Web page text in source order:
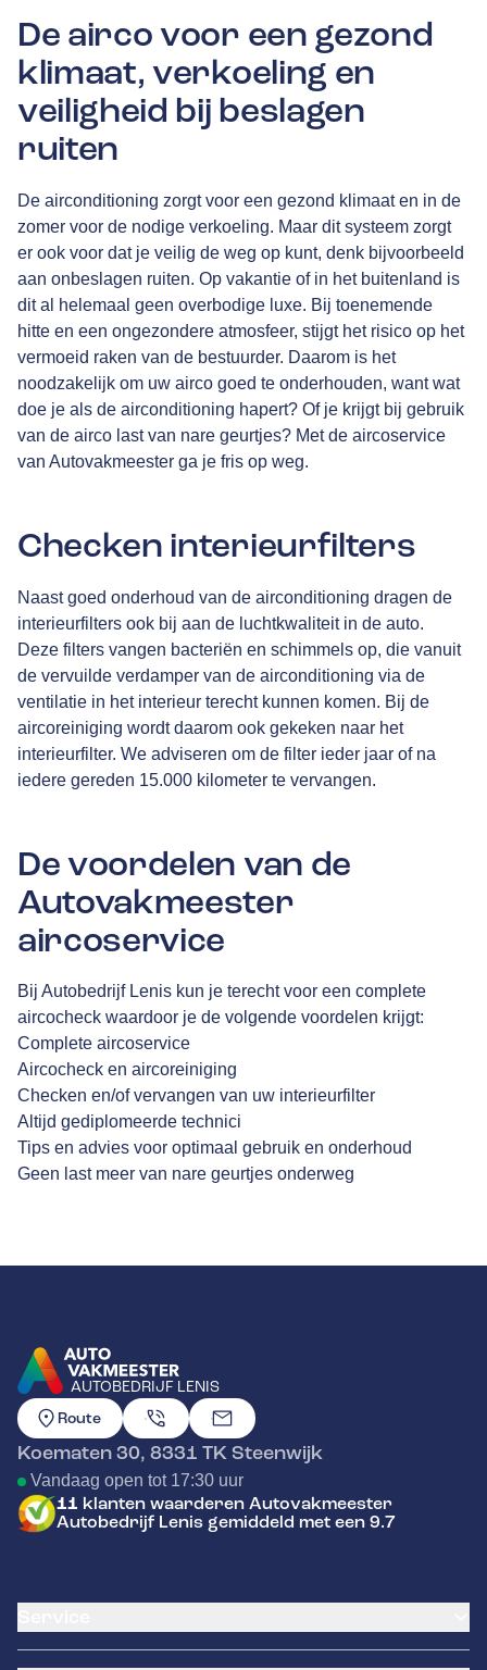
De airco voor een gezond
klimaat, verkoeling en
veiligheid bij beslagen
ruiten
De airconditioning zorgt voor een gezond klimaat en in de
zomer voor de nodige verkoeling. Maar dit systeem zorgt
er ook voor dat je veilig de weg op kunt, denk bijvoorbeeld
aan onbeslagen ruiten. Op vakantie of in het buitenland is
dit al helemaal geen overbodige luxe. Bij toenemende
hitte en een ongezondere atmosfeer, stijgt het risico op het
vermoeid raken van de bestuurder. Daarom is het
noodzakelijk om uw airco goed te onderhouden, want wat
doe je als de airconditioning hapert? Of je krijgt bij gebruik
van de airco last van nare geurtjes? Met de aircoservice
van Autovakmeester ga je fris op weg.
Checken interieurfilters
Naast goed onderhoud van de airconditioning dragen de
interieurfilters ook bij aan de luchtkwaliteit in de auto.
Deze filters vangen bacteriën en schimmels op, die vanuit
de vervuilde verdamper van de airconditioning via de
ventilatie in het interieur terecht kunnen komen. Bij de
aircoreiniging wordt daarom ook gekeken naar het
interieurfilter. We adviseren om de filter ieder jaar of na
iedere gereden 15.000 kilometer te vervangen.
De voordelen van de
Autovakmeester
aircoservice
Bij Autobedrijf Lenis kun je terecht voor een complete
aircocheck waardoor je de volgende voordelen krijgt:
Complete aircoservice
Aircocheck en aircoreiniging
Checken en/of vervangen van uw interieurfilter
Altijd gediplomeerde technici
Tips en advies voor optimaal gebruik en onderhoud
Geen last meer van nare geurtjes onderweg
AUTOBEDRIJF LENIS
GA NAAR DE HOMEPAGINA
Route
Koematen 30, 8331 TKSteenwijk
Vandaag open tot 17:30 uur
11 klanten waarderen Autovakmeester
Autobedrijf Lenis gemiddeld met een 9.7